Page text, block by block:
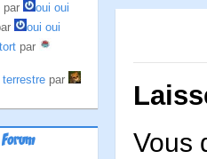
par
oui oui
oui oui
par
par
Vous